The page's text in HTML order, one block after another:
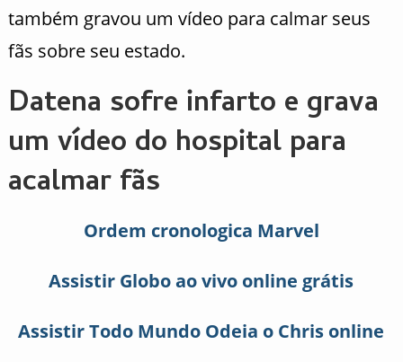
também gravou um vídeo para calmar seus
fãs sobre seu estado.
Datena sofre infarto e grava
um vídeo do hospital para
acalmar fãs
Ordem cronologica Marvel
Assistir Globo ao vivo online grátis
Assistir Todo Mundo Odeia o Chris online